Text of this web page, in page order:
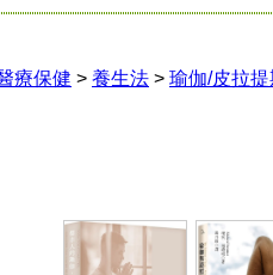
療保健 > 養生法 > 瑜伽/皮拉